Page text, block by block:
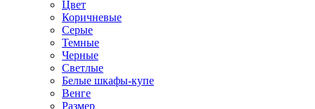
Цвет
Коричневые
Серые
Темные
Черные
Светлые
Белые шкафы-купе
Венге
Размер